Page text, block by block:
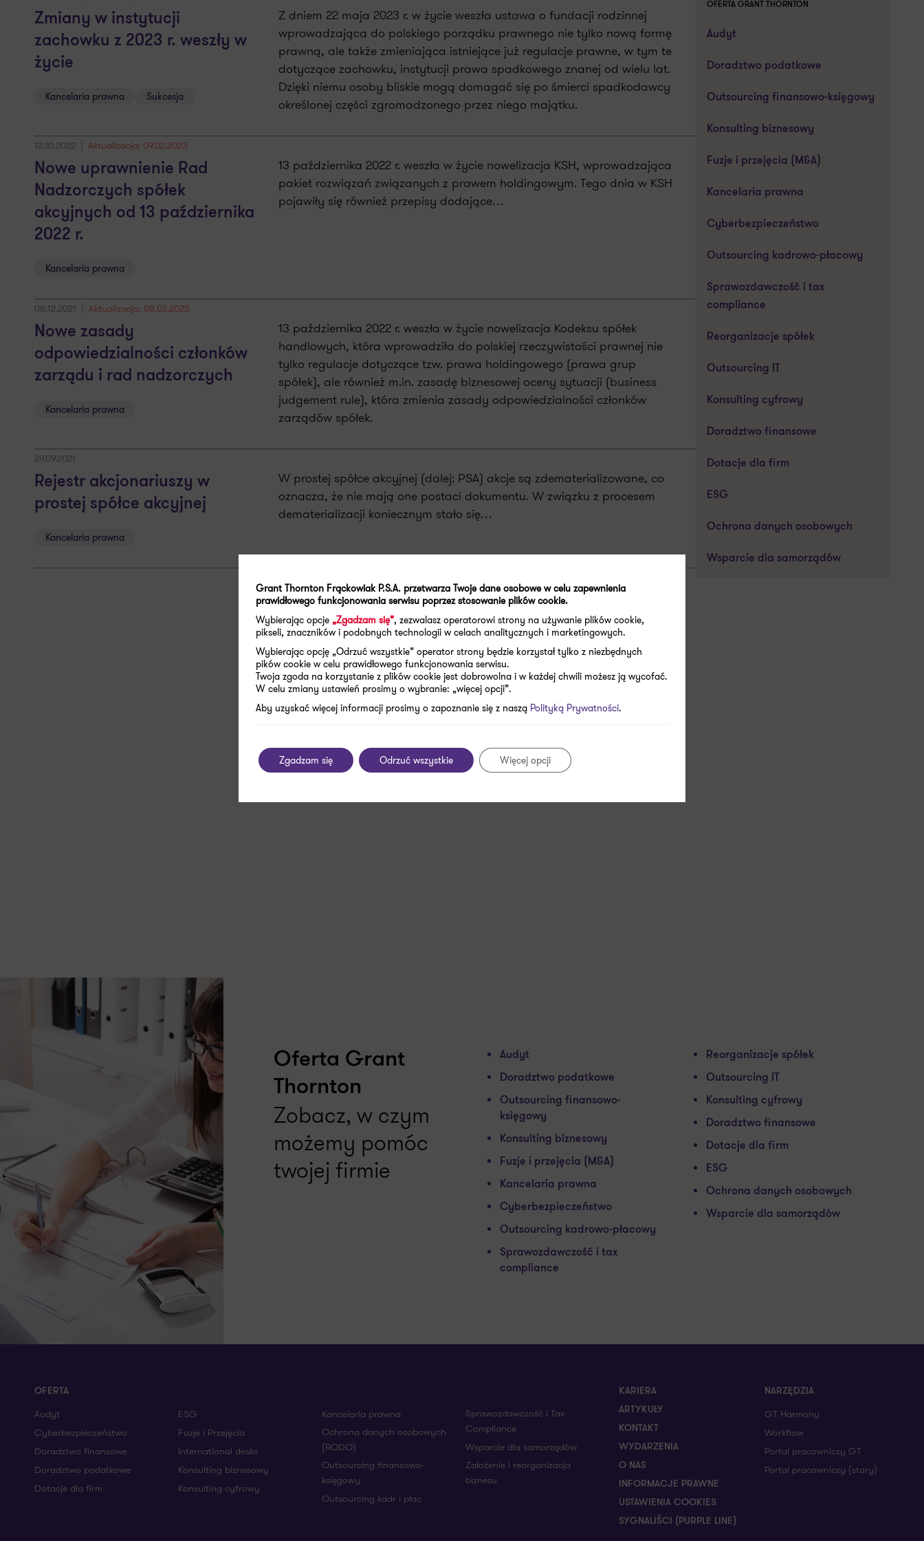
Zmiany w instytucji
zachowku z 2023 r. weszły w
życie
Kancelaria prawna Sukcesja
Z dniem 22 maja 2023 r. w życie weszła ustawa o fundacji rodzinnej
wprowadzająca do polskiego porządku prawnego nie tylko nową formę
prawną, ale także zmieniająca istniejące już regulacje prawne, w tym te
dotyczące zachowku, instytucji prawa spadkowego znanej od wielu lat.
Dzięki niemu osoby bliskie mogą domagać się po śmierci spadkodawcy
określonej części zgromadzonego przez niego majątku.
12.10.2022 Aktualizacja: 09.02.2023
Nowe uprawnienie Rad
Nadzorczych spółek
akcyjnych od 13 października
2022 r.
Kancelaria prawna
13 października 2022 r. weszła w życie nowelizacja KSH, wprowadzająca
pakiet rozwiązań związanych z prawem holdingowym. Tego dnia w KSH
pojawiły się również przepisy dodające…
08.12.2021 Aktualizacja: 08.02.2023
Nowe zasady
odpowiedzialności członków
zarządu i rad nadzorczych
Kancelaria prawna
13 października 2022 r. weszła w życie nowelizacja Kodeksu spółek
handlowych, która wprowadziła do polskiej rzeczywistości prawnej nie
tylko regulacje dotyczące tzw. prawa holdingowego (prawa grup
spółek), ale również m.in. zasadę biznesowej oceny sytuacji (business
judgement rule), która zmienia zasady odpowiedzialności członków
zarządów spółek.
29.09.2021
Rejestr akcjonariuszy w
prostej spółce akcyjnej
Kancelaria prawna
W prostej spółce akcyjnej (dalej: PSA) akcje są zdematerializowane, co
oznacza, że nie mają one postaci dokumentu. W związku z procesem
dematerializacji koniecznym stało się…
OFERTA GRANT THORNTON
Audyt
Doradztwo podatkowe
Outsourcing finansowo-księgowy
Konsulting biznesowy
Fuzje i przejęcia (M&A)
Kancelaria prawna
Cyberbezpieczeństwo
Outsourcing kadrowo-płacowy
Sprawozdawczość i tax
compliance
Reorganizacje spółek
Outsourcing IT
Konsulting cyfrowy
Doradztwo finansowe
Dotacje dla firm
ESG
Ochrona danych osobowych
Wsparcie dla samorządów
Oferta Grant
Thornton
Zobacz, w czym
możemy pomóc
twojej firmie
Audyt
Doradztwo podatkowe
Outsourcing finansowo-
księgowy
Konsulting biznesowy
Fuzje i przejęcia (M&A)
Kancelaria prawna
Cyberbezpieczeństwo
Outsourcing kadrowo-płacowy
Sprawozdawczość i tax
compliance
Reorganizacje spółek
Outsourcing IT
Konsulting cyfrowy
Doradztwo finansowe
Dotacje dla firm
ESG
Ochrona danych osobowych
Wsparcie dla samorządów
OFERTA
Audyt
Cyberbezpieczeństwo
Doradztwo finansowe
Doradztwo podatkowe
Dotacje dla firm
ESG
Fuzje i Przejęcia
International desks
Konsulting biznesowy
Konsulting cyfrowy
Kancelaria prawna
Ochrona danych osobowych
(RODO)
Outsourcing finansowo-
księgowy
Outsourcing kadr i płac
Sprawozdawczość i Tax
Compliance
Wsparcie dla samorządów
Założenie i reorganizacja
biznesu
KARIERA
ARTYKUŁY
KONTAKT
WYDARZENIA
O NAS
INFORMACJE PRAWNE
USTAWIENIA COOKIES
SYGNALIŚCI (PURPLE LINE)
NARZĘDZIA
GT Harmony
Workflow
Portal pracowniczy GT
Portal pracowniczy (stary)
Grant Thornton Frąckowiak P.S.A. przetwarza Twoje dane osobowe w celu zapewnienia
prawidłowego funkcjonowania serwisu poprzez stosowanie plików cookie.
Wybierając opcje „Zgadzam się”, zezwalasz operatorowi strony na używanie plików cookie,
pikseli, znaczników i podobnych technologii w celach analitycznych i marketingowych.
Wybierając opcję „Odrzuć wszystkie” operator strony będzie korzystał tylko z niezbędnych
pików cookie w celu prawidłowego funkcjonowania serwisu.
Twoja zgoda na korzystanie z plików cookie jest dobrowolna i w każdej chwili możesz ją wycofać.
W celu zmiany ustawień prosimy o wybranie: „więcej opcji”.
Aby uzyskać więcej informacji prosimy o zapoznanie się z naszą Polityką Prywatności.
Zgadzam się Odrzuć wszystkie Więcej opcji